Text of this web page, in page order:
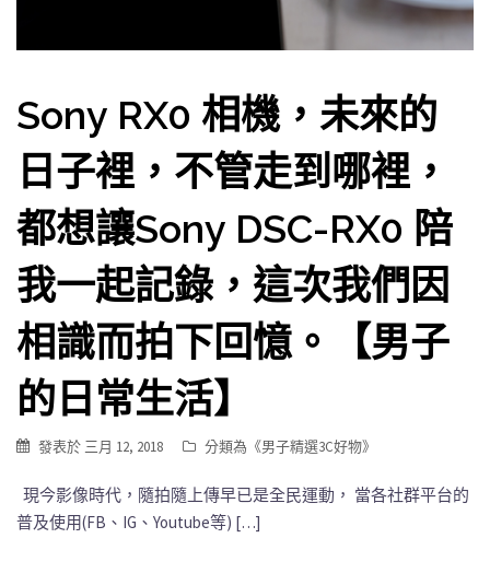
Sony RX0 相機，未來的
日子裡，不管走到哪裡，
都想讓Sony DSC-RX0 陪
我一起記錄，這次我們因
相識而拍下回憶。【男子
的日常生活】
發表於 三月 12, 2018 分類為《男子精選3C好物》
現今影像時代，隨拍隨上傳早已是全民運動， 當各社群平台的
普及使用(FB、IG、Youtube等) […]